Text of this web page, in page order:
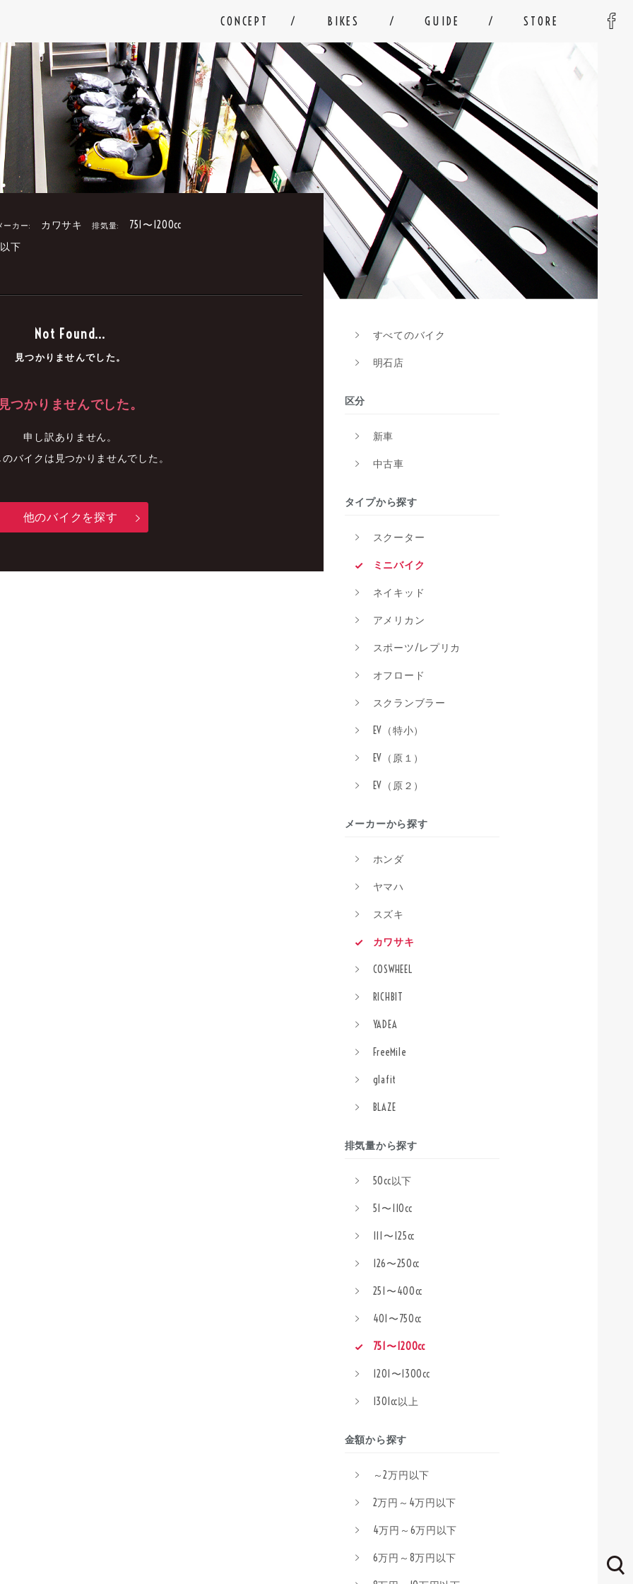
CONCEPT BIKES GUIDE STORE
ーカー: カワサキ 排気量: 751〜1200cc
下
Not Found...
見つかりませんでした。
見つかりませんでした。
申し訳ありません。
バイクは見つかりませんでした。
他のバイクを探す
すべてのバイク
明石店
区分
新車
中古車
タイプから探す
スクーター
ミニバイク
ネイキッド
アメリカン
スポーツ/レプリカ
オフロード
スクランブラー
EV（特小）
EV（原１）
EV（原２）
メーカーから探す
ホンダ
ヤマハ
スズキ
カワサキ
COSWHEEL
RICHBIT
YADEA
FreeMile
glafit
BLAZE
排気量から探す
50cc以下
51〜110cc
111〜125cc
126〜250cc
251〜400cc
401〜750cc
751〜1200cc
1201〜1300cc
1301cc以上
金額から探す
～2万円以下
2万円～4万円以下
4万円～6万円以下
6万円～8万円以下
中古車